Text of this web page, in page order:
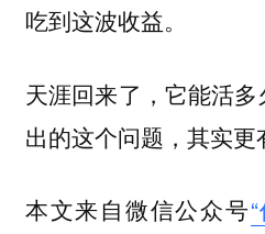
吃到这波收益。
天涯回来了，它能活
出的这个问题，其实更
本文来自微信公众号